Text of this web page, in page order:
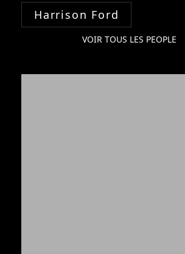
Harrison Ford
VOIR TOUS LES PEOPLE